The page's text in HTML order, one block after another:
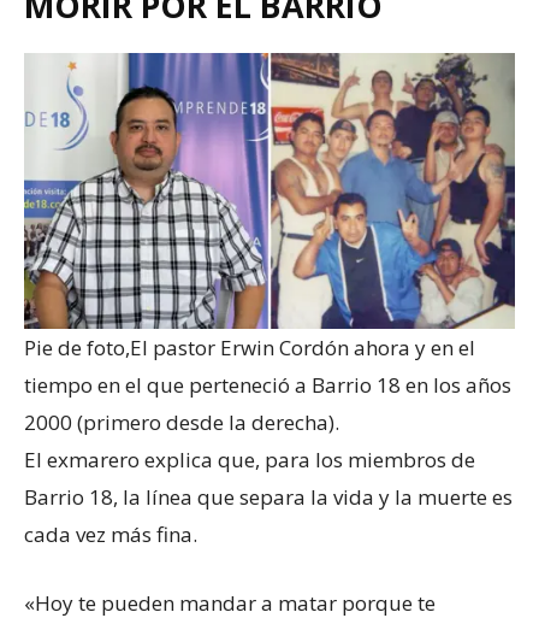
Pie de foto,El pastor Erwin Cordón ahora y en el
tiempo en el que perteneció a Barrio 18 en los años
2000 (primero desde la derecha).
El exmarero explica que, para los miembros de
Barrio 18, la línea que separa la vida y la muerte es
cada vez más fina.
«Hoy te pueden mandar a matar porque te